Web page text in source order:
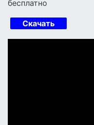
бесплатно
Скачать